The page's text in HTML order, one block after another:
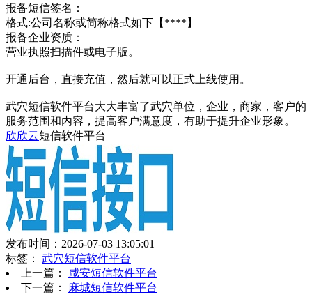
报备短信签名：
格式:公司名称或简称格式如下【****】
报备企业资质：
营业执照扫描件或电子版。
开通后台，直接充值，然后就可以正式上线使用。
武穴短信软件平台大大丰富了武穴单位，企业，商家，客户的
服务范围和内容，提高客户满意度，有助于提升企业形象。
欣欣云短信软件平台
发布时间：2026-07-03 13:05:01
标签： 武穴短信软件平台
上一篇：
咸安短信软件平台
下一篇： 麻城短信软件平台